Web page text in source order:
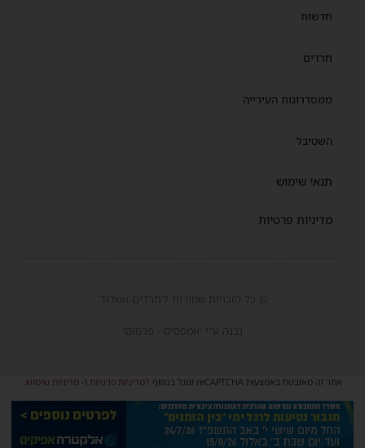
חדשות
חרדים
ממסדרונות העירייה
השטיבל
תנאי שימוש
מדיניות פרטיות
© כל הזכויות שמורות ל'חרדים אשדוד'
נבנה ע"י 'אמפסיס - פרסום'
אתר זה מאובטח באמצעות reCAPTCHA וגוגל בכפוף למדיניות פרטיות ו-מדיניות שימוש.